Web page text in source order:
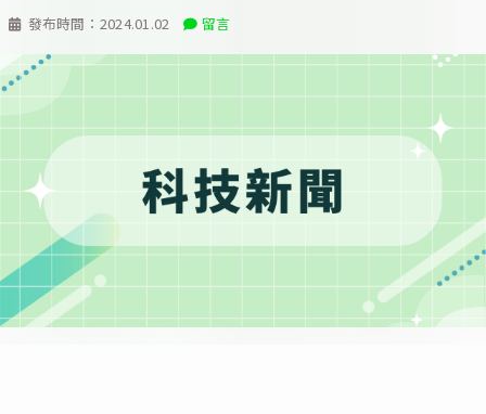
發布時間： 2024.01.02 留言